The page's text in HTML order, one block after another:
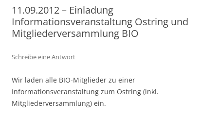
11.09.2012 – Einladung
Informationsveranstaltung Ostring und
Mitgliederversammlung BIO
Schreibe eine Antwort
Wir laden alle BIO-Mitglieder zu einer
Informationsveranstaltung zum Ostring (inkl.
Mitgliederversammlung) ein.